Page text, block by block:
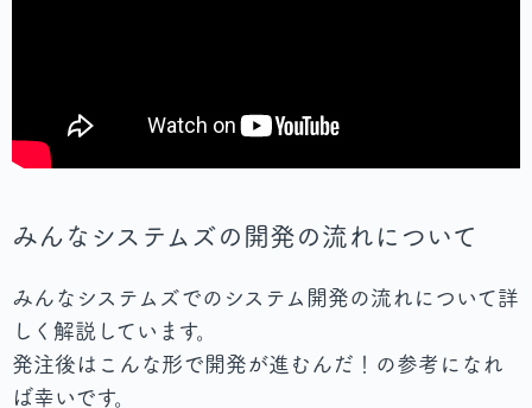
みんなシステムズの開発の流れについて
みんなシステムズでのシステム開発の流れについて詳
しく解説しています。
発注後はこんな形で開発が進むんだ！の参考になれ
ば幸いです。